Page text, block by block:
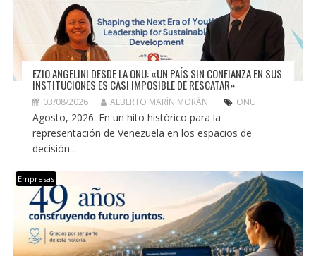
EZIO ANGELINI DESDE LA ONU: «UN PAÍS SIN CONFIANZA EN SUS
INSTITUCIONES ES CASI IMPOSIBLE DE RESCATAR»
03/08/2026 ALBERTO MARÍN MORÁN ONU
Agosto, 2026. En un hito histórico para la
representación de Venezuela en los espacios de
decisión...
Empresas